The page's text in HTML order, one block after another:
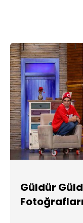
Güldür
Fotoğrafları